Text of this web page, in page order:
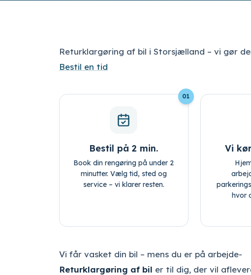
Returklargøring af bil i Storsjælland – vi gør
Bestil en tid
01
Bestil på 2 min.
Book din rengøring på under 2
minutter. Vælg tid, sted og
service – vi klarer resten.
Vi
hvor
Vi får vasket din bil – mens du er på arbejde-
Returklargøring af bil er til dig, der vil